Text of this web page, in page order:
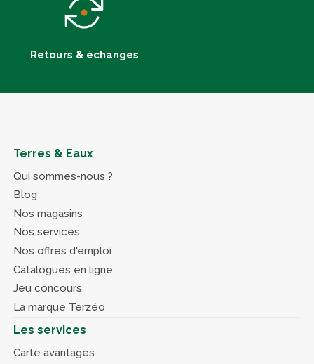
Retours & échanges
Terres & Eaux
Qui sommes-nous ?
Blog
Nos magasins
Nos services
Nos offres d'emploi
Catalogues en ligne
Jeu concours
La marque Terzéo
Les services
Carte avantages